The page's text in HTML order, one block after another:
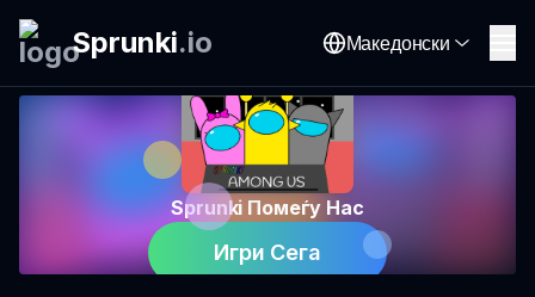
Sprunki.io Македонски
Sprunki Помеѓу Нас
Игри Сега